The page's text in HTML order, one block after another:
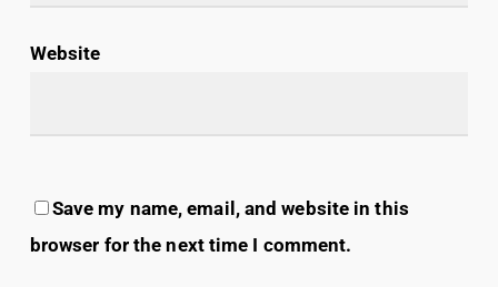
Website
Save my name, email, and website in this
browser for the next time I comment.